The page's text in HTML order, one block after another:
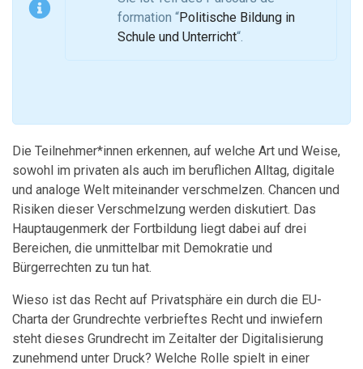
formation “Politische Bildung in
Schule und Unterricht“.
Die Teilnehmer*innen erkennen, auf welche Art und Weise,
sowohl im privaten als auch im beruflichen Alltag, digitale
und analoge Welt miteinander verschmelzen. Chancen und
Risiken dieser Verschmelzung werden diskutiert. Das
Hauptaugenmerk der Fortbildung liegt dabei auf drei
Bereichen, die unmittelbar mit Demokratie und
Bürgerrechten zu tun hat.
Wieso ist das Recht auf Privatsphäre ein durch die EU-
Charta der Grundrechte verbrieftes Recht und inwiefern
steht dieses Grundrecht im Zeitalter der Digitalisierung
zunehmend unter Druck? Welche Rolle spielt in einer